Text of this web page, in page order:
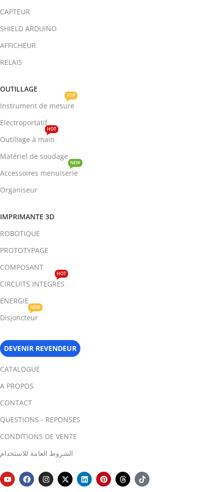
CAPTEUR
SHIELD ARDUINO
AFFICHEUR
RELAIS
OUTILLAGE
Instrument de mesure
TOP
Electroportatif
Outillage à main
HOT
Matériel de soudage
Accessoires menuiserie
NEW
Organiseur
IMPRIMANTE 3D
ROBOTIQUE
PROTOTYPAGE
COMPOSANT
CIRCUITS INTEGRES
HOT
ENERGIE
Disjoncteur
NEW
DEVENIR REVENDEUR
CATALOGUE
A PROPOS
CONTACT
QUESTIONS - REPONSES
CONDITIONS DE VENTE
الشروط العامة للاستخدام